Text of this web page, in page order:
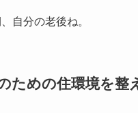
自分の老後ね。
ための住環境を整